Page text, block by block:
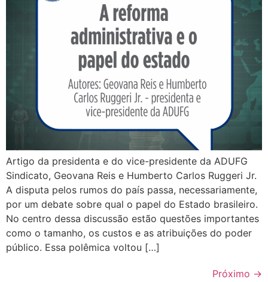
Artigo da presidenta e do vice-presidente da ADUFG
Sindicato, Geovana Reis e Humberto Carlos Ruggeri Jr.
A disputa pelos rumos do país passa, necessariamente,
por um debate sobre qual o papel do Estado brasileiro.
No centro dessa discussão estão questões importantes
como o tamanho, os custos e as atribuições do poder
público. Essa polêmica voltou […]
Próximo →